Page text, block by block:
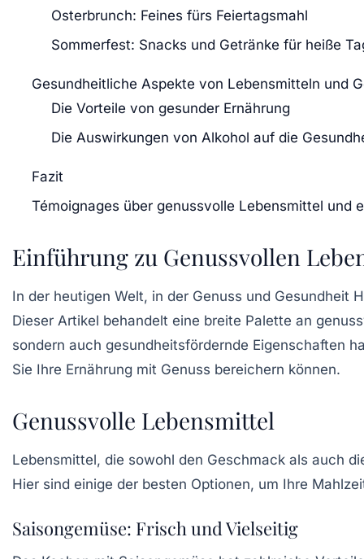
Osterbrunch: Feines fürs Feiertagsmahl
Sommerfest: Snacks und Getränke für heiße
Gesundheitliche Aspekte von Lebensmitteln und
Die Vorteile von gesunder Ernährung
Die Auswirkungen von Alkohol auf die
Fazit
Témoignages über genussvolle Lebensmittel und
Einführung zu Genussvollen
In der heutigen Welt, in der Genuss und Gesundheit
Dieser Artikel behandelt eine breite Palette an
sondern auch gesundheitsfördernde Eigenschaften
Sie Ihre Ernährung mit Genuss bereichern können.
Genussvolle Lebensmittel
Lebensmittel, die sowohl den Geschmack als auch
Hier sind einige der besten Optionen, um Ihre
Saisongemüse: Frisch und Vielseitig